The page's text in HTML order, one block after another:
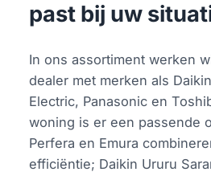
past bij uw
In ons assortiment werken
dealer met merken als
Electric, Panasonic en
woning is er een passende
Perfera en Emura
efficiëntie; Daikin Ururu